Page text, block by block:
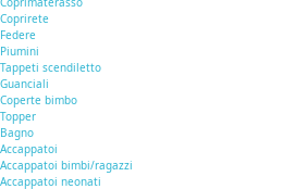
Coprirete
Federe
Piumini
Tappeti scendiletto
Guanciali
Coperte bimbo
Topper
Bagno
Accappatoi
Accappatoi bimbi/ragazzi
Accappatoi neonati